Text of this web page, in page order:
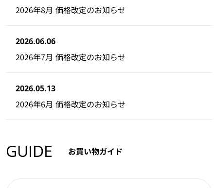
2026年8月 価格改定のお知らせ
2026.06.06
2026年7月 価格改定のお知らせ
2026.05.13
2026年6月 価格改定のお知らせ
GUIDE お買い物ガイド